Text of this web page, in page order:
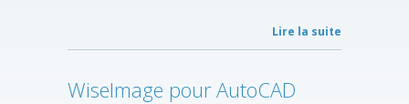
Lire la suite
WiseImage pour AutoCAD